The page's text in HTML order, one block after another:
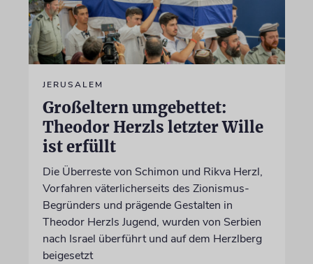
JERUSALEM
Großeltern umgebettet:
Theodor Herzls letzter Wille
ist erfüllt
Die Überreste von Schimon und Rikva Herzl,
Vorfahren väterlicherseits des Zionismus-
Begründers und prägende Gestalten in
Theodor Herzls Jugend, wurden von Serbien
nach Israel überführt und auf dem Herzlberg
beigesetzt